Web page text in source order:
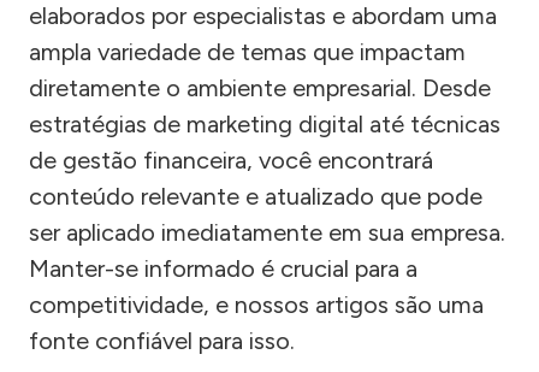
elaborados por especialistas e abordam uma
ampla variedade de temas que impactam
diretamente o ambiente empresarial. Desde
estratégias de marketing digital até técnicas
de gestão financeira, você encontrará
conteúdo relevante e atualizado que pode
ser aplicado imediatamente em sua empresa.
Manter-se informado é crucial para a
competitividade, e nossos artigos são uma
fonte confiável para isso.